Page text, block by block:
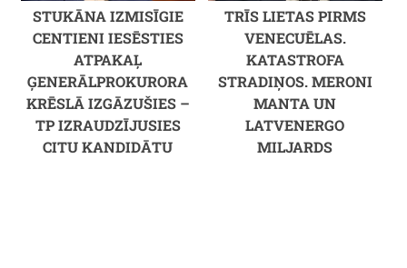
STUKĀNA IZMISĪGIE
CENTIENI IESĒSTIES
ATPAKAĻ
ĢENERĀLPROKURORA
KRĒSLĀ IZGĀZUŠIES –
TP IZRAUDZĪJUSIES
CITU KANDIDĀTU
TRĪS LIETAS PIRMS
VENECUĒLAS.
KATASTROFA
STRADIŅOS. MERONI
MANTA UN
LATVENERGO
MILJARDS